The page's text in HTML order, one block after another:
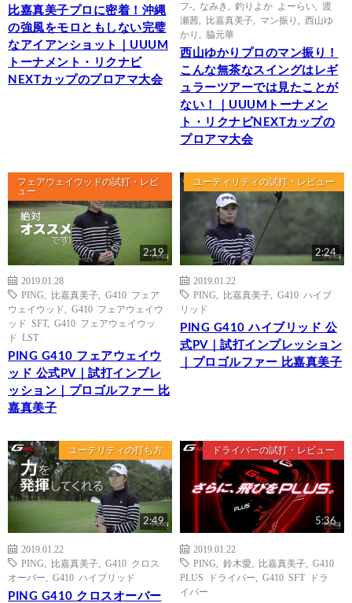
比嘉真美子プロに密着！沖縄
の強風をモロともしない完璧
なアイアンショット｜UUUM
トーナメント・リクナビ
NEXTカップのプロアマ大会
フ-
なみき 釣りよか よーらい
渡
瀬茜
比嘉真美子 マン振り
西山ゆ
かり
脇元華
西山ゆかりプロのマン振り！
こんな無茶なスイングはレギ
ュラーツアーでは見たことが
ない！｜UUUMトーナメン
ト・リクナビNEXTカップの
プロアマ大会
フェアウェイウッドの試打・レビ
ュー
2:19
2019.01.28
PING
比嘉真美子
G410 フェア
ウェイウッド
G410 フェアウェイウ
ッド SFT, G410 フェアウェイウッ
ド LST
PING G410 フェアウェイウ
ッド 公式PV｜試打インプレ
ッション｜プロゴルファー 比
嘉真美子
ユーティリティの試打・レビュー
2:24
2019.01.22
PING
比嘉真美子
G410 ハイブ
リッド
PING G410 ハイブリッド 公
式PV｜試打インプレッション
｜プロゴルファー 比嘉真美子
ユーテリティの打ち方
2:49
2019.01.22
PING
比嘉真美子
G410 クロス
オーバー
G410 ハイブリッド
PING G410 クロスオーバー
ドライバーの試打・レビュー
5:36
2019.01.22
PING
鈴木愛 比嘉真美子
G410
PLUS ドライバー
G410 SFT ドラ
イバー